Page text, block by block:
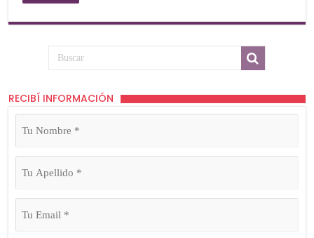
RECIBÍ INFORMACIÓN
Tu
Nombre
Tu
Apellido
Tu
Email